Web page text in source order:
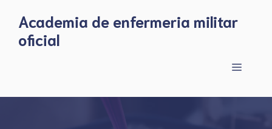
content
Academia de enfermeria militar
oficial
Menu